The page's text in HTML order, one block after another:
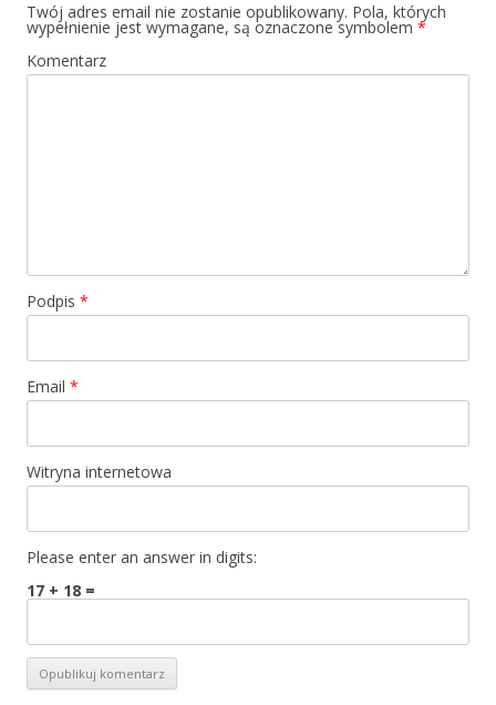
Twój adres email nie zostanie opublikowany. Pola, których
wypełnienie jest wymagane, są oznaczone symbolem *
Komentarz
Podpis *
Email *
Witryna internetowa
Please enter an answer in digits:
17 + 18 =